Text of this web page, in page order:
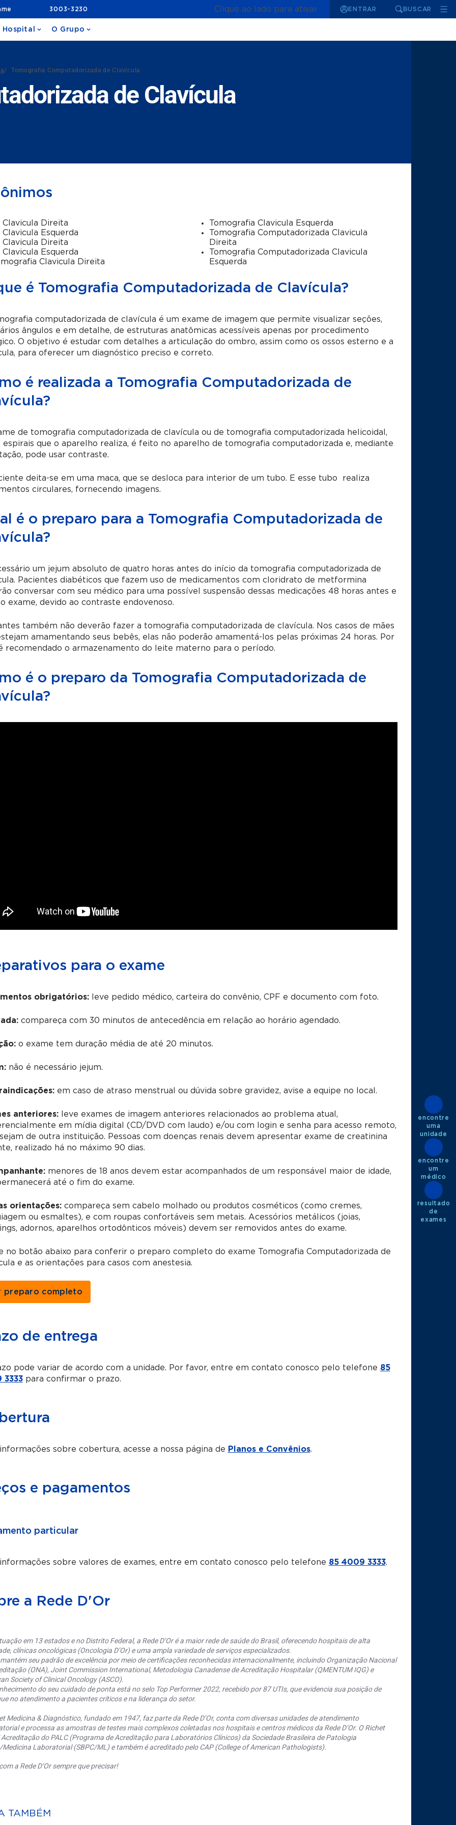
3003-3230 Clique ao lado para ativar ENTRAR BUSCAR
Hospital O Grupo
/ Tomografia Computadorizada de Clavícula
de Clavícula
Clavicula Direita
Clavicula Esquerda
Clavicula Direita
Clavicula Esquerda
Clavicula Direita
Tomografia Clavicula Esquerda
Tomografia Computadorizada Clavicula
Direita
Tomografia Computadorizada Clavicula
Esquerda
é Tomografia Computadorizada de Clavícula?
computadorizada de clavícula é um exame de imagem que permite visualizar seções,
ângulos e em detalhe, de estruturas anatômicas acessíveis apenas por procedimento
O objetivo é estudar com detalhes a articulação do ombro, assim como os ossos esterno e a
para oferecer um diagnóstico preciso e correto.
é realizada a Tomografia Computadorizada de
de tomografia computadorizada de clavícula ou de tomografia computadorizada helicoidal,
espirais que o aparelho realiza, é feito no aparelho de tomografia computadorizada e, mediante
pode usar contraste.
deita-se em uma maca, que se desloca para interior de um tubo. E esse tubo realiza
circulares, fornecendo imagens.
é o preparo para a Tomografia Computadorizada de
um jejum absoluto de quatro horas antes do início da tomografia computadorizada de
Pacientes diabéticos que fazem uso de medicamentos com cloridrato de metformina
conversar com seu médico para uma possível suspensão dessas medicações 48 horas antes e
exame, devido ao contraste endovenoso.
também não deverão fazer a tomografia computadorizada de clavícula. Nos casos de mães
amamentando seus bebês, elas não poderão amamentá-los pelas próximas 24 horas. Por
recomendado o armazenamento do leite materno para o período.
é o preparo da Tomografia Computadorizada de
para o exame
obrigatórios:leve pedido médico, carteira do convênio, CPF e documento com foto.
compareça com 30 minutos de antecedência em relação ao horário agendado.
o exame tem duração média de até 20 minutos.
não é necessário jejum.
em caso de atraso menstrual ou dúvida sobre gravidez, avise a equipe no local.
anteriores:leve exames de imagem anteriores relacionados ao problema atual,
em mídia digital (CD/DVD com laudo) e/ou com login e senha para acesso remoto,
de outra instituição. Pessoas com doenças renais devem apresentar exame de creatinina
realizado há no máximo 90 dias.
menores de 18 anos devem estar acompanhados de um responsável maior de idade,
até o fim do exame.
orientações:compareça sem cabelo molhado ou produtos cosméticos (como cremes,
ou esmaltes), e com roupas confortáveis sem metais. Acessórios metálicos (joias,
adornos, aparelhos ortodônticos móveis) devem ser removidos antes do exame.
no botão abaixo para conferir o preparo completo do exame Tomografia Computadorizada de
e as orientações para casos com anestesia.
preparo completo
de entrega
pode variar de acordo com a unidade. Por favor, entre em contato conosco pelo telefone 85
3333para confirmar o prazo.
sobre cobertura, acesse a nossa página de Planos e Convênios.
e pagamentos
particular
sobre valores de exames, entre em contato conosco pelo telefone 85 4009 3333.
a Rede D'Or
em 13 estados e no Distrito Federal, a Rede D’Or é a maior rede de saúde do Brasil, oferecendo hospitais de alta
clínicas oncológicas (Oncologia D’Or) e uma ampla variedade de serviços especializados.
seu padrão de excelência por meio de certificações reconhecidas internacionalmente, incluindo Organização Nacional
(ONA), Joint Commission International, Metodologia Canadense de Acreditação Hospitalar (QMENTUM IQG) e
Society of Clinical Oncology (ASCO).
do seu cuidado de ponta está no selo Top Performer 2022, recebido por 87 UTIs, que evidencia sua posição de
no atendimento a pacientes críticos e na liderança do setor.
Medicina & Diagnóstico, fundado em 1947, faz parte da Rede D’Or, conta com diversas unidades de atendimento
e processa as amostras de testes mais complexos coletadas nos hospitais e centros médicos da Rede D’Or. O Richet
do PALC (Programa de Acreditação para Laboratórios Clínicos) da Sociedade Brasileira de Patologia
Laboratorial (SBPC/ML) e também é acreditado pelo CAP (College of American Pathologists).
a Rede D’Or sempre que precisar!
TAMBÉM
encontre
uma
unidade
encontre
um
médico
resultado
de
exames